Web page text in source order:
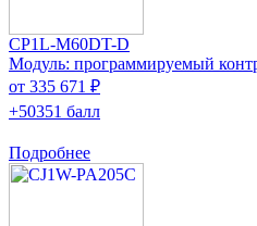
CP1L-M60DT-D
Модуль: программируемый
от 335 671 ₽
+50351 балл
Подробнее